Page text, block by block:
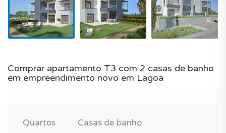
Comprar apartamento T3 com 2 casas de banho
em empreendimento novo em Lagoa
Quartos
Casas de banho